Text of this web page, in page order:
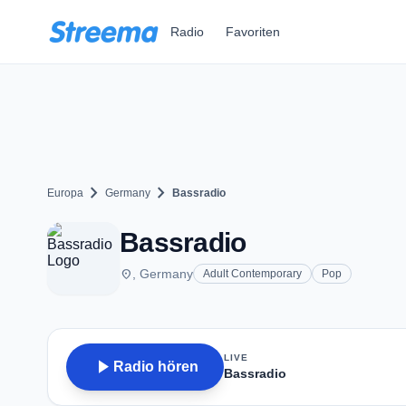
Radio Favoriten
Europa chevron_right Germany chevron_right Bassradio
Bassradio
place , Germany Adult Contemporary Pop
play_arrow Radio hören
LIVE
Bassradio